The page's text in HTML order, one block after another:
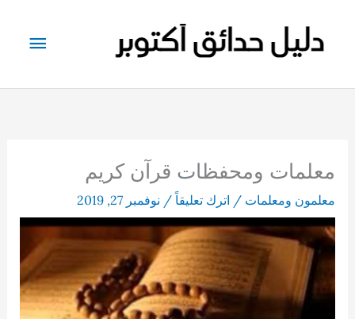
المحتوى
معلمات ومحفظات قرآن كريم
معلمون ومعلمات / اترك تعليقاً / نوفمبر 27, 2019